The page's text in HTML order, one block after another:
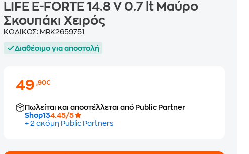
LIFE E-FORTE 14.8 V 0.7 lt Μαύρο
Σκουπάκι Χειρός
ΚΩΔΙΚΟΣ: MRK2659751
Διαθέσιμο για αποστολή
49,90€
Πωλείται και αποστέλλεται από Public Partner
Shop134.45/5
+ 2 ακόμη Public Partners